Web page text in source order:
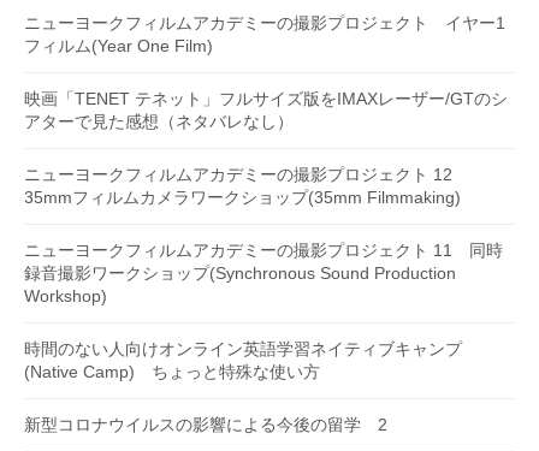
ニューヨークフィルムアカデミーの撮影プロジェクト イヤー1
フィルム(Year One Film)
映画「TENET テネット」フルサイズ版をIMAXレーザー/GTのシ
アターで見た感想（ネタバレなし）
ニューヨークフィルムアカデミーの撮影プロジェクト 12
35mmフィルムカメラワークショップ(35mm Filmmaking)
ニューヨークフィルムアカデミーの撮影プロジェクト 11 同時
録音撮影ワークショップ(Synchronous Sound Production
Workshop)
時間のない人向けオンライン英語学習ネイティブキャンプ
(Native Camp) ちょっと特殊な使い方
新型コロナウイルスの影響による今後の留学 2